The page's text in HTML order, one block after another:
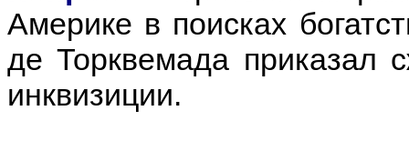
Америке в поисках
де Торквемада приказал
инквизиции.